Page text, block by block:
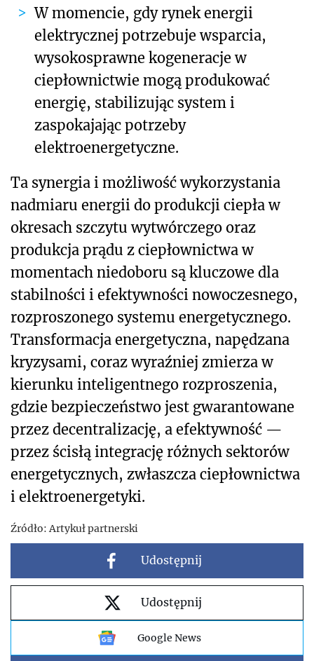
W momencie, gdy rynek energii
elektrycznej potrzebuje wsparcia,
wysokosprawne kogeneracje w
ciepłownictwie mogą produkować
energię, stabilizując system i
zaspokajając potrzeby
elektroenergetyczne.
Ta synergia i możliwość wykorzystania
nadmiaru energii do produkcji ciepła w
okresach szczytu wytwórczego oraz
produkcja prądu z ciepłownictwa w
momentach niedoboru są kluczowe dla
stabilności i efektywności nowoczesnego,
rozproszonego systemu energetycznego.
Transformacja energetyczna, napędzana
kryzysami, coraz wyraźniej zmierza w
kierunku inteligentnego rozproszenia,
gdzie bezpieczeństwo jest gwarantowane
przez decentralizację, a efektywność —
przez ścisłą integrację różnych sektorów
energetycznych, zwłaszcza ciepłownictwa
i elektroenergetyki.
Źródło:Artykuł partnerski
Udostępnij
Udostępnij
Google News